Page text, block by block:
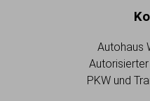
Autohaus
PKW und